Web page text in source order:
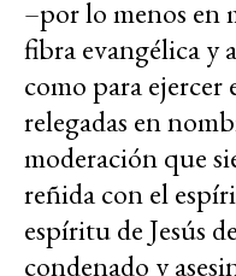
–por lo menos en
fibra evangélica y
como para ejercer
relegadas en
moderación que
reñida con el
espíritu de Jesús
condenado y